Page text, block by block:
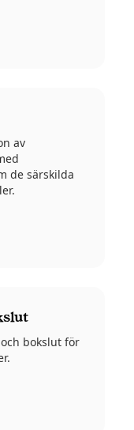
av
de särskilda
bokslut för